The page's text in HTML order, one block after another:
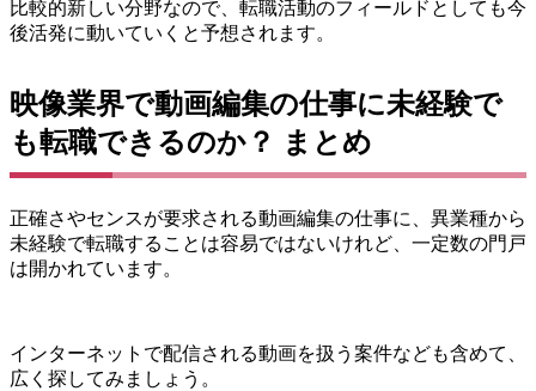
比較的新しい分野なので、転職活動のフィールドとしても今
後活発に動いていくと予想されます。
映像業界で動画編集の仕事に未経験で
も転職できるのか？ まとめ
正確さやセンスが要求される動画編集の仕事に、異業種から
未経験で転職することは容易ではないけれど、一定数の門戸
は開かれています。
インターネットで配信される動画を扱う案件なども含めて、
広く探してみましょう。